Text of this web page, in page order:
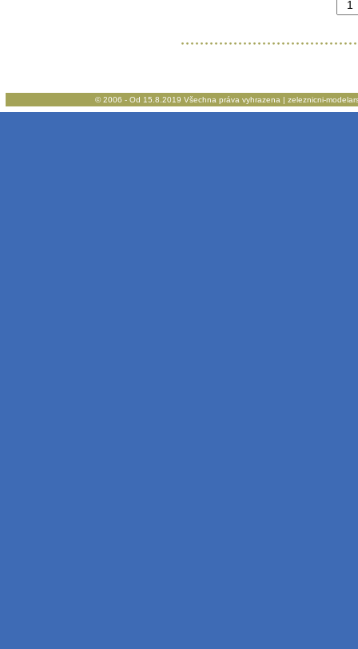
© 2006 - Od 15.8.2019 Všechna práva vyhrazena | zeleznicni-